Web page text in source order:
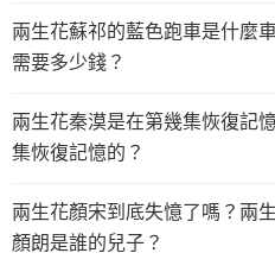
兩生花蘇祁的藍色跑車是什麼
需要多少錢？
兩生花秦漠是在第幾集恢復記
集恢復記憶的？
兩生花顏宋到底失憶了嗎？兩
顏朗是誰的兒子？